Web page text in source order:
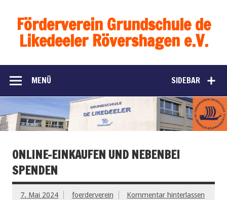
Förderverein Grundschule de
Likedeeler Rövershagen e.V.
SIDEBAR
MENÜ
ONLINE-EINKAUFEN UND NEBENBEI
SPENDEN
7. Mai 2024 foerderverein Kommentar hinterlassen